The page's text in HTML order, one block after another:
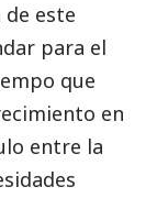
este
para el
que
en
entre la